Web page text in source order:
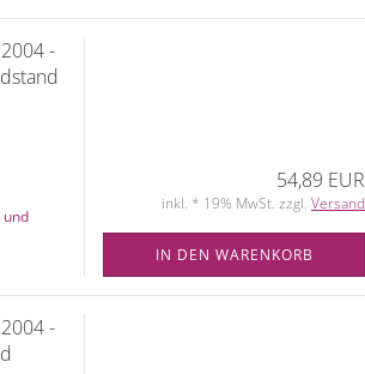
-
und
54,89 EUR
inkl. * 19% MwSt. zzgl. Versand
IN DEN WARENKORB
-